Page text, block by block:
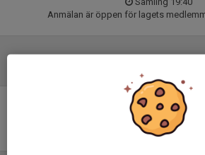
Anmälan är öppen för lagets
Ingen uppställning ifylld